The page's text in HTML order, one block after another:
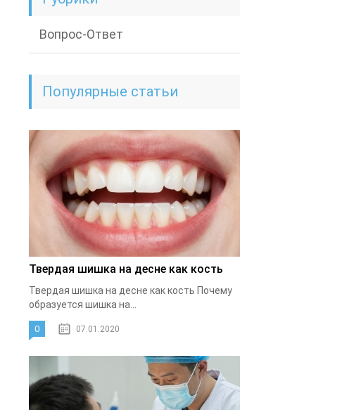
Вопрос-Ответ
Популярные статьи
Твердая шишка на десне как кость
Твердая шишка на десне как кость Почему
образуется шишка на...
0 07.01.2020